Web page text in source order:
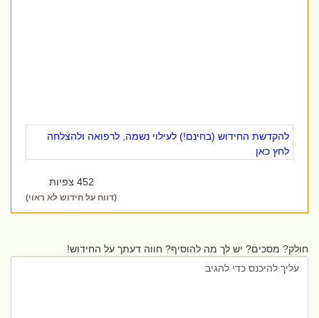
להקדשת החידוש (בחינם!) לעילוי נשמה, לרפואה ולהצלחה
לחץ כאן
452 צפיות
(דווח על חידוש לא ראוי)
חולק? מסכים? יש לך מה להוסיף? חווה דעתך על החידוש!